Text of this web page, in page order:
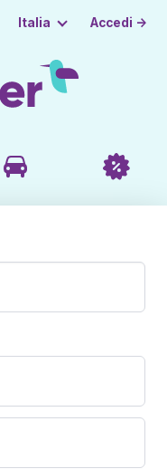
Italia Accedi →